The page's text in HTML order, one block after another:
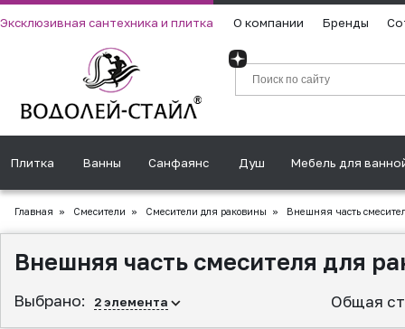
Эксклюзивная сантехника и плитка О компании Бренды
Плитка Ванны Санфаянс Душ Мебель для
Главная » Смесители » Смесители для раковины » Внешняя часть
Внешняя часть смесителя для
Выбрано: 2элемента Общая